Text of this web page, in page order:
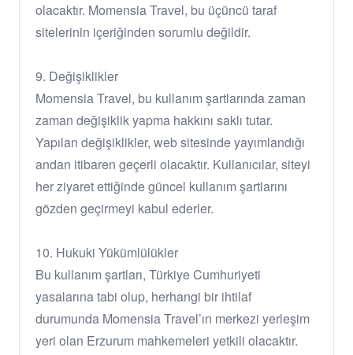
olacaktır. Momensia Travel, bu üçüncü taraf
sitelerinin içeriğinden sorumlu değildir.
9. Değişiklikler
Momensia Travel, bu kullanım şartlarında zaman
zaman değişiklik yapma hakkını saklı tutar.
Yapılan değişiklikler, web sitesinde yayımlandığı
andan itibaren geçerli olacaktır. Kullanıcılar, siteyi
her ziyaret ettiğinde güncel kullanım şartlarını
gözden geçirmeyi kabul ederler.
10. Hukuki Yükümlülükler
Bu kullanım şartları, Türkiye Cumhuriyeti
yasalarına tabi olup, herhangi bir ihtilaf
durumunda Momensia Travel’ın merkezi yerleşim
yeri olan Erzurum mahkemeleri yetkili olacaktır.